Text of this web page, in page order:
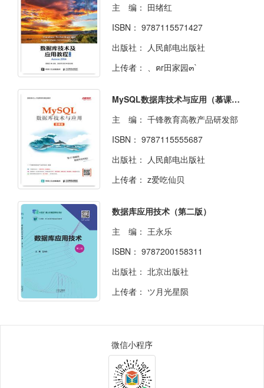
主 编： 田绪红
ISBN： 9787115571427
出版社： 人民邮电出版社
上传者： 、ฅr田家园๓`
MySQL数据库技术与应用（慕课版）
主 编： 千锋教育高教产品研发部
ISBN： 9787115555687
出版社： 人民邮电出版社
上传者： z爱吃仙贝
数据库应用技术（第二版）
主 编： 王永乐
ISBN： 9787200158311
出版社： 北京出版社
上传者： ツ月光星陨
微信小程序